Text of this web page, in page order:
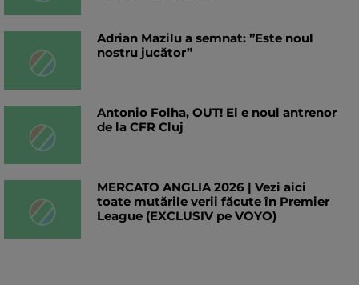
Adrian Mazilu a semnat: ”Este noul
nostru jucător”
Antonio Folha, OUT! El e noul antrenor
de la CFR Cluj
MERCATO ANGLIA 2026 | Vezi aici
toate mutările verii făcute în Premier
League (EXCLUSIV pe VOYO)